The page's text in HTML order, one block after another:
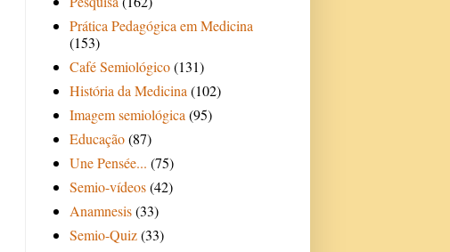
Prática Pedagógica em Medicina
(153)
Café Semiológico(131)
História da Medicina (102)
Imagem semiológica (95)
Educação(87)
Une Pensée... (75)
Semio-vídeos(42)
Anamnesis(33)
Semio-Quiz(33)